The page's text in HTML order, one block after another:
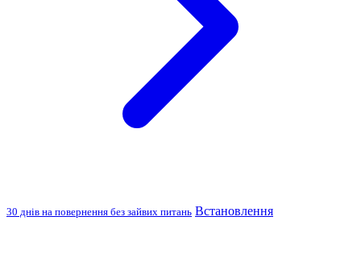
30 днів на повернення без зайвих питань Встановлення